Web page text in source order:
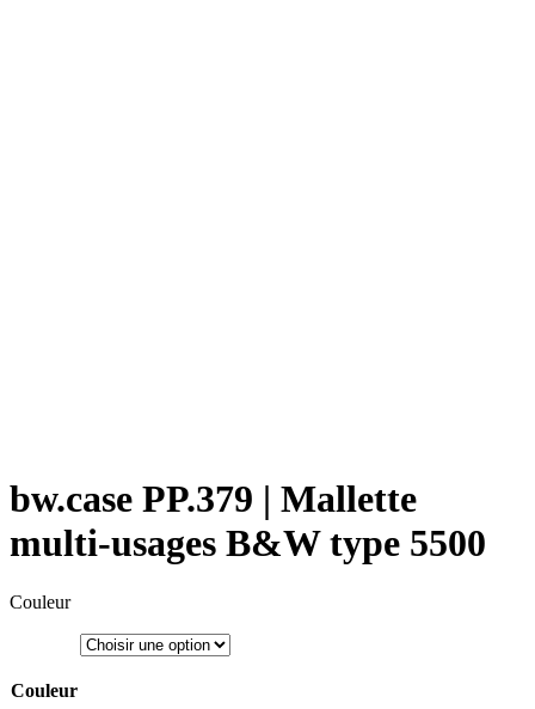
bw.case PP.379 | Mallette
multi-usages B&W type 5500
Couleur
Couleur